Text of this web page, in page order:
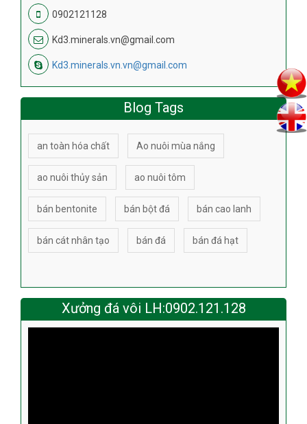
0902121128
Kd3.minerals.vn@gmail.com
Kd3.minerals.vn.vn@gmail.com
Blog Tags
an toàn hóa chất Ao nuôi mùa nắng
ao nuôi thủy sản ao nuôi tôm
bán bentonite bán bột đá bán cao lanh
bán cát nhân tạo bán đá bán đá hạt
Xưởng đá vôi LH:0902.121.128